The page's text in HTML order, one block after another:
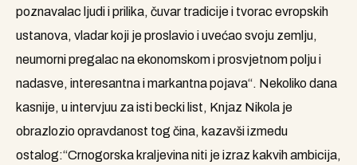
poznavalac ljudi i prilika, čuvar tradicije i tvorac evropskih
ustanova, vladar koji je proslavio i uvećao svoju zemlju,
neumorni pregalac na ekonomskom i prosvjetnom polju i
nadasve, interesantna i markantna pojava“. Nekoliko dana
kasnije, u intervjuu za isti becki list, Knjaz Nikola je
obrazlozio opravdanost tog čina, kazavši izmedu
ostalog:“Crnogorska kraljevina niti je izraz kakvih ambicija,